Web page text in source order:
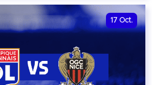
17 Oct.